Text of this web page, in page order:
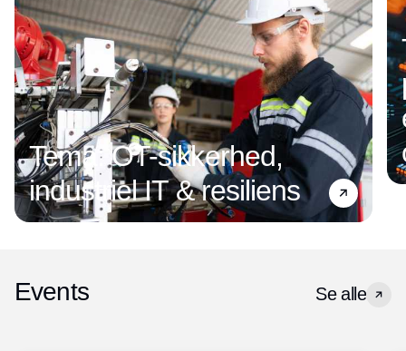
Tema: OT-sikkerhed,
industriel IT & resiliens
Events Se alle